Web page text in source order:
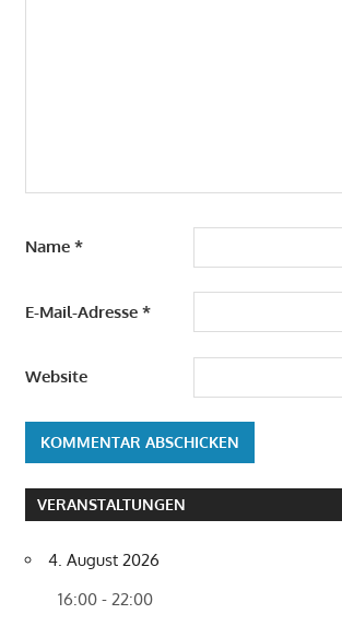
Name *
E-Mail-Adresse *
Website
VERANSTALTUNGEN
4. August 2026
16:00 - 22:00